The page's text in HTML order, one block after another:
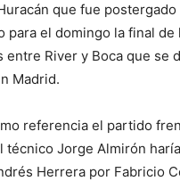
que fue
para el domingo la final de
entre River y Boca que se
Madrid.
referencia el partido
técnico Jorge Almirón
Herrera por Fabricio